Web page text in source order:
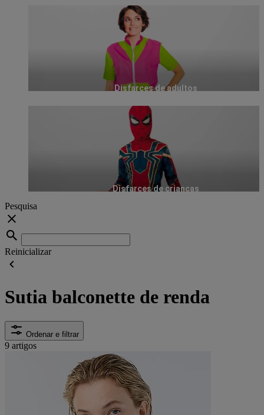
Disfarces de adultos
Disfarces de crianças
Pesquisa
Reinicializar
Sutia balconette de renda
Ordenar e filtrar
9 artigos